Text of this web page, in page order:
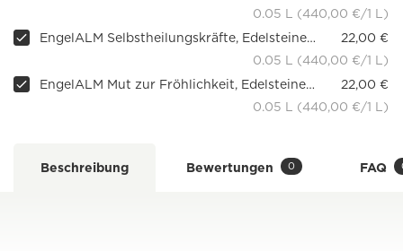
0.05 L (440,00 €/1 L)
EngelALM Selbstheilungskräfte, Edelsteinessenz
22,00 €
0.05 L (440,00 €/1 L)
EngelALM Mut zur Fröhlichkeit, Edelsteinessenz
22,00 €
0.05 L (440,00 €/1 L)
Beschreibung Bewertungen 0 FAQ